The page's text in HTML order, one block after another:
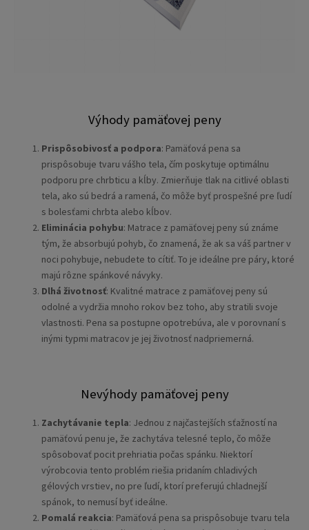
Výhody pamäťovej peny
Prispôsobivosť a podpora: Pamäťová pena sa
prispôsobuje tvaru vášho tela, čím poskytuje optimálnu
podporu pre chrbticu a kĺby. Zmierňuje tlak na citlivé oblasti
tela, ako sú bedrá a ramená, čo môže byť prospešné pre ľudí
s bolesťami chrbta alebo kĺbov.
Eliminácia pohybu: Matrace z pamäťovej peny sú známe
tým, že absorbujú pohyb, čo znamená, že ak sa váš partner v
noci pohybuje, nebudete to cítiť. To je ideálne pre páry, ktoré
majú rôzne spánkové návyky.
Dlhá životnosť: Kvalitné matrace z pamäťovej peny sú
odolné a vydržia mnoho rokov bez toho, aby stratili svoje
vlastnosti. Pena sa postupne opotrebúva, ale v porovnaní s
inými typmi matracov je jej životnosť nadpriemerná.
Nevýhody pamäťovej peny
Zachytávanie tepla: Jednou z najčastejších sťažností na
pamäťovú penu je, že zachytáva telesné teplo, čo môže
spôsobovať pocit prehriatia počas spánku. Niektorí
výrobcovia tento problém riešia pridaním chladivých
gélových vrstiev, no pre ľudí, ktorí preferujú chladnejší
spánok, to nemusí byť ideálne.
Pomalá reakcia: Pamäťová pena sa prispôsobuje tvaru tela